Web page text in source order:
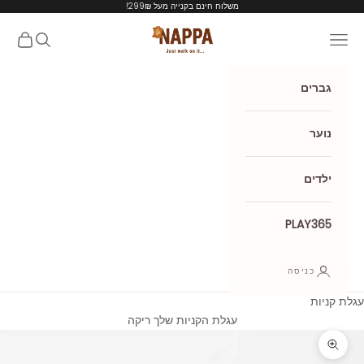
משלוח חינם בקנייה מעל 299₪!
Nappa shoes תפריט חיפושעגלת
גברים
נוער
ילדים
PLAY365
כניסה
עגלת קניות
עגלת הקניות שלך ריקה
תקריב